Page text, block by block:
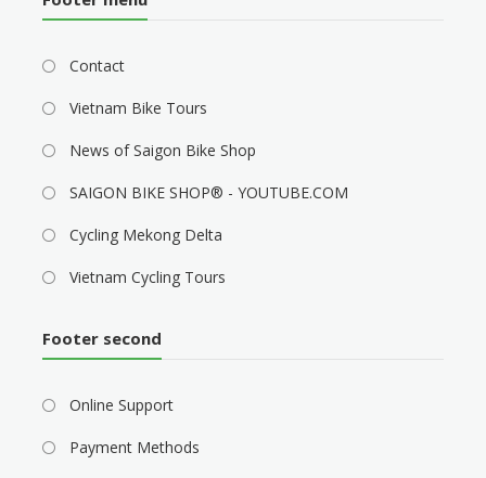
Contact
Vietnam Bike Tours
News of Saigon Bike Shop
SAIGON BIKE SHOP® - YOUTUBE.COM
Cycling Mekong Delta
Vietnam Cycling Tours
Footer second
Online Support
Payment Methods